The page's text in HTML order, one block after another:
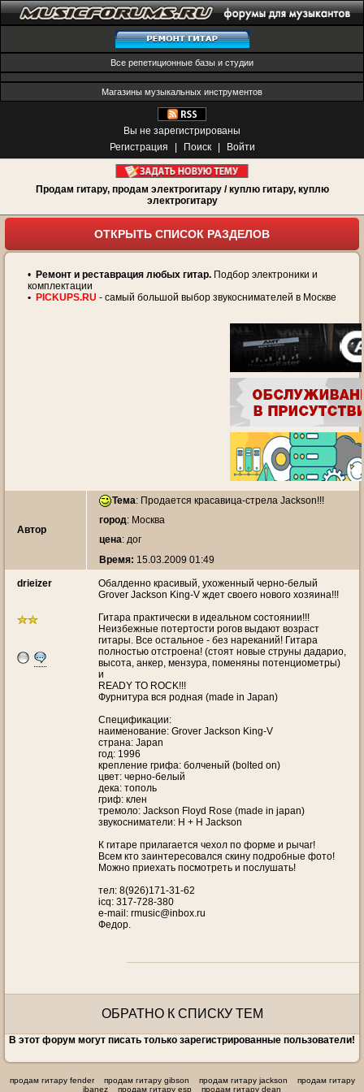
Все репетиционные базы и студии
Магазины музыкальных инструментов
Вы не зарегистрированы
Регистрация
Поиск Войти
Продам гитару, продам электрогитару / куплю гитару, куплю
электрогитару
ОТКРЫТЬ СПИСОК РАЗДЕЛОВ
• Ремонт и реставрация любых гитар. Подбор электроники и
комплектации
• PICKUPS.RU - самый большой выбор звукоснимателей в Москве
Автор
Тема: Продается красавица-стрела Jackson!!!
город: Москва
цена: дог
Время: 15.03.2009 01:49
drieizer
Обалденно красивый, ухоженный черно-белый
Grover Jackson King-V ждет своего нового хозяина!!!
Гитара практически в идеальном состоянии!!!
Неизбежные потертости рогов выдают возраст
гитары. Все остальное - без нареканий! Гитара
полностью отстроена! (стоят новые струны дадарио,
высота, анкер, мензура, поменяны потенциометры)
и
READY TO ROCK!!!
Фурнитура вся родная (made in Japan)
Спецификации:
наименование: Grover Jackson King-V
страна: Japan
год: 1996
крепление грифа: болченый (bolted on)
цвет: черно-белый
дека: тополь
гриф: клен
тремоло: Jackson Floyd Rose (made in japan)
звукосниматели: H + H Jackson
К гитаре прилагается чехол по форме и рычаг!
Всем кто заинтересовался скину подробные фото!
Можно приехать посмотреть и послушать!
тел: 8(926)171-31-62
icq: 317-728-380
e-mail: rmusic@inbox.ru
Федор.
ОБРАТНО К СПИСКУ ТЕМ
В этот форум могут писать только зарегистрированные пользователи!
продам гитару fender продам гитару gibson продам гитару jackson
продам гитару
ibanez
продам гитару esp продам гитару dean